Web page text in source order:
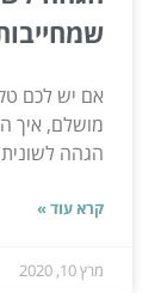
אם יש לכם
מושלם, איך
הגהה
קרא עוד »
מרץ 10, 2020